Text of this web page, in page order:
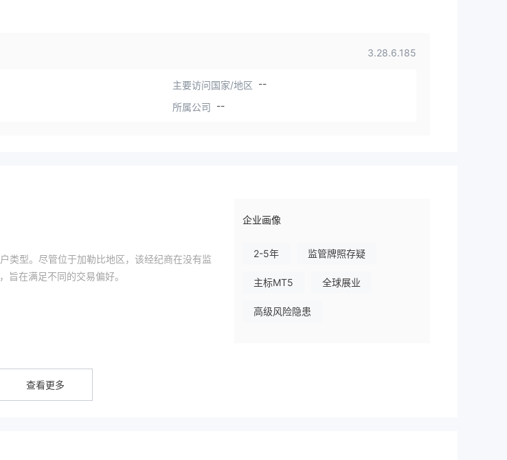
3.28.6.185
主要访问国家/地区 --
所属公司 --
类型。尽管位于加勒比地区，该经纪商在没有监
旨在满足不同的交易偏好。
元）等。外汇具有高流动性和24小时可访问
企业画像
2-5年 监管牌照存疑
主标MT5 全球展业
高级风险隐患
查看更多